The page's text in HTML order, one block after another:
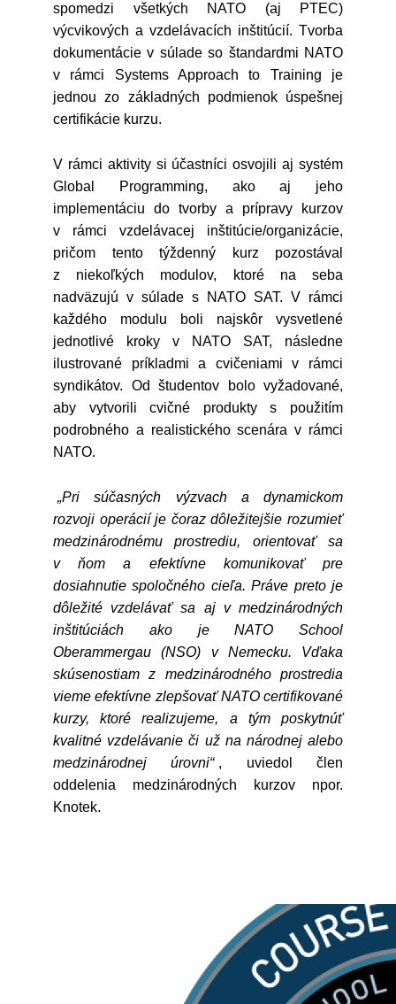
spomedzi všetkých NATO (aj PTEC)
výcvikových a vzdelávacích inštitúcií. Tvorba
dokumentácie v súlade so štandardmi NATO
v rámci Systems Approach to Training je
jednou zo základných podmienok úspešnej
certifikácie kurzu.
V rámci aktivity si účastníci osvojili aj systém
Global Programming, ako aj jeho
implementáciu do tvorby a prípravy kurzov
v rámci vzdelávacej inštitúcie/organizácie,
pričom tento týždenný kurz pozostával
z niekoľkých modulov, ktoré na seba
nadväzujú v súlade s NATO SAT. V rámci
každého modulu boli najskôr vysvetlené
jednotlivé kroky v NATO SAT, následne
ilustrované príkladmi a cvičeniami v rámci
syndikátov. Od študentov bolo vyžadované,
aby vytvorili cvičné produkty s použitím
podrobného a realistického scenára v rámci
NATO.
„Pri súčasných výzvach a dynamickom
rozvoji operácií je čoraz dôležitejšie rozumieť
medzinárodnému prostrediu, orientovať sa
v ňom a efektívne komunikovať pre
dosiahnutie spoločného cieľa. Práve preto je
dôležité vzdelávať sa aj v medzinárodných
inštitúciách ako je NATO School
Oberammergau (NSO) v Nemecku. Vďaka
skúsenostiam z medzinárodného prostredia
vieme efektívne zlepšovať NATO certifikované
kurzy, ktoré realizujeme, a tým poskytnúť
kvalitné vzdelávanie či už na národnej alebo
medzinárodnej úrovni“ , uviedol člen
oddelenia medzinárodných kurzov npor.
Knotek.